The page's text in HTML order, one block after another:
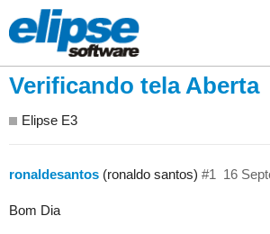
Verificando tela Aberta
Elipse E3
ronaldesantos (ronaldo santos) 16
#1
Bom Dia